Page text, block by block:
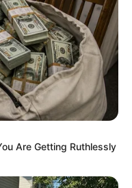
ดวงปี 2563
Are Getting Ruthlessly